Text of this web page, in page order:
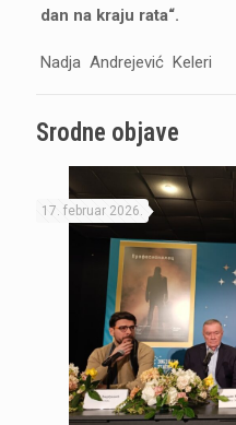
dan na kraju rata“.
Nadja Andrejević Keleri
Srodne objave
17. februar 2026.